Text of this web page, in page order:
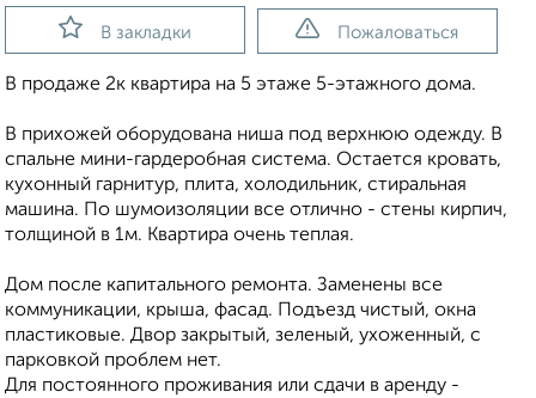
В закладки Пожаловаться
В продаже 2к квартира на 5 этаже 5-этажного дома.
В прихожей оборудована ниша под верхнюю одежду. В
спальне мини-гардеробная система. Остается кровать,
кухонный гарнитур, плита, холодильник, стиральная
машина. По шумоизоляции все отлично - стены кирпич,
толщиной в 1м. Квартира очень теплая.
Дом после капитального ремонта. Заменены все
коммуникации, крыша, фасад. Подъезд чистый, окна
пластиковые. Двор закрытый, зеленый, ухоженный, с
парковкой проблем нет.
Для постоянного проживания или сдачи в аренду -